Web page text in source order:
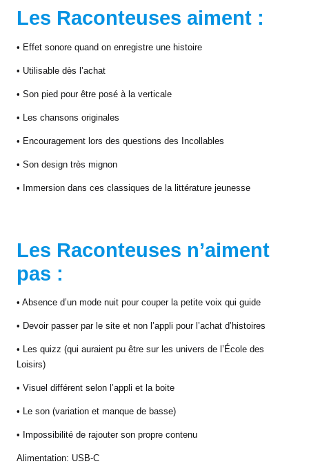
Les Raconteuses aiment :
• Effet sonore quand on enregistre une histoire
• Utilisable dès l’achat
• Son pied pour être posé à la verticale
• Les chansons originales
• Encouragement lors des questions des Incollables
• Son design très mignon
• Immersion dans ces classiques de la littérature jeunesse
Les Raconteuses n’aiment
pas :
• Absence d’un mode nuit pour couper la petite voix qui guide
• Devoir passer par le site et non l’appli pour l’achat d’histoires
• Les quizz (qui auraient pu être sur les univers de l’École des
Loisirs)
• Visuel différent selon l’appli et la boite
• Le son (variation et manque de basse)
• Impossibilité de rajouter son propre contenu
Alimentation: USB-C